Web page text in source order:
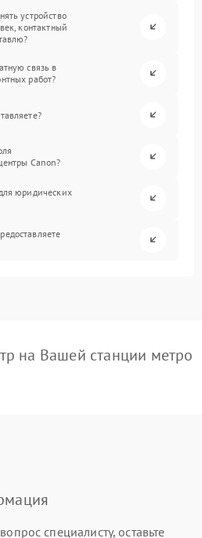
устройство
контактный
связь в
работ?
Canon?
юридических
на Вашей станции метро
специалисту, оставьте